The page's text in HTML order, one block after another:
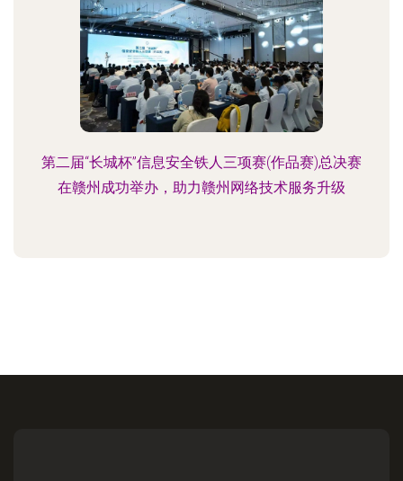
第二届“长城杯”信息安全铁人三项赛(作品赛)总决赛
在赣州成功举办，助力赣州网络技术服务升级